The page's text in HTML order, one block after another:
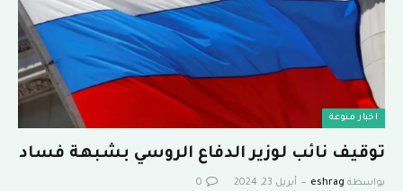
اخبار منوعة
توقيف نائب لوزير الدفاع الروسي بشبهة فساد
بواسطة eshrag أبريل 23, 2024 0